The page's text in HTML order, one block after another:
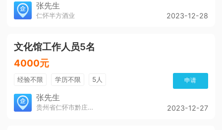
张先生
仁怀半方酒业 2023-12-28
文化馆工作人员5名
4000元
经验不限 学历不限 5人 申请
张先生
贵州省仁怀市黔庄酒旅文化发展有限公司 2023-12-27